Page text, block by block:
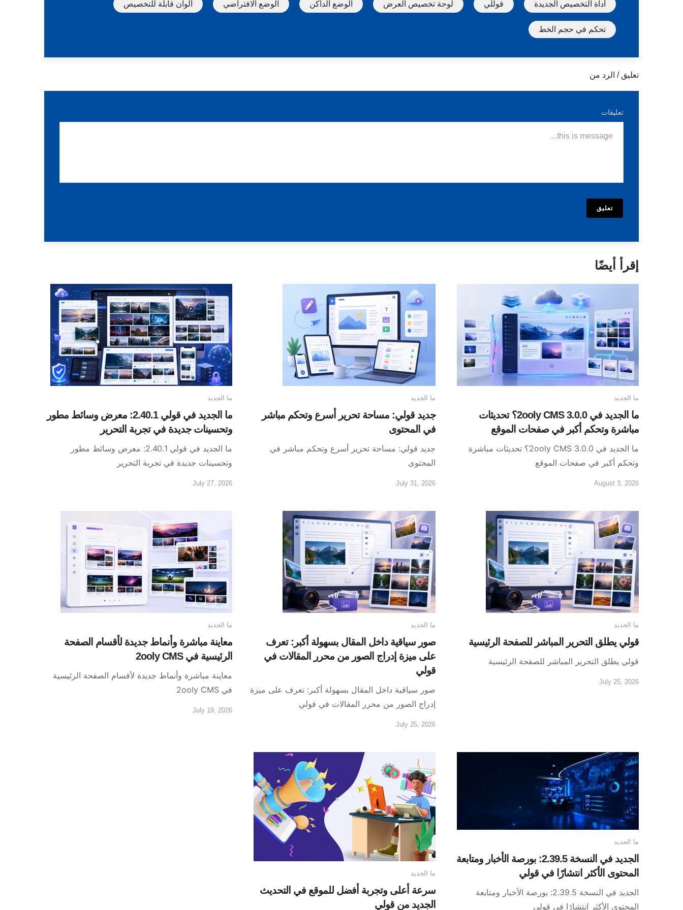
أداة التخصيص الجديدة قوللي لوحة تخصيص العرض الوضع الداكن الوضع الافتراضي ألوان قابلة للتخصيص
تحكم في حجم الخط
تعليق / الرد من
تعليقات
تعليق
إقرأ أيضًا
ما الجديد
ما الجديد في 2ooly CMS 3.0.0؟ تحديثات
مباشرة وتحكم أكبر في صفحات الموقع
ما الجديد في 2ooly CMS 3.0.0؟ تحديثات مباشرة
وتحكم أكبر في صفحات الموقع
August 3, 2026
ما الجديد
جديد قولي: مساحة تحرير أسرع وتحكم مباشر
في المحتوى
جديد قولي: مساحة تحرير أسرع وتحكم مباشر في
المحتوى
July 31, 2026
ما الجديد
ما الجديد في قولي 2.40.1: معرض وسائط مطور
وتحسينات جديدة في تجربة التحرير
ما الجديد في قولي 2.40.1: معرض وسائط مطور
وتحسينات جديدة في تجربة التحرير
July 27, 2026
ما الجديد
قولي يطلق التحرير المباشر للصفحة الرئيسية
قولي يطلق التحرير المباشر للصفحة الرئيسية
July 25, 2026
ما الجديد
صور سياقية داخل المقال بسهولة أكبر: تعرف
على ميزة إدراج الصور من محرر المقالات في
قولي
صور سياقية داخل المقال بسهولة أكبر: تعرف على ميزة
إدراج الصور من محرر المقالات في قولي
July 25, 2026
ما الجديد
معاينة مباشرة وأنماط جديدة لأقسام الصفحة
الرئيسية في 2ooly CMS
معاينة مباشرة وأنماط جديدة لأقسام الصفحة الرئيسية
في 2ooly CMS
July 19, 2026
ما الجديد
الجديد في النسخة 2.39.5: بورصة الأخبار ومتابعة
المحتوى الأكثر انتشارًا في قولي
الجديد في النسخة 2.39.5: بورصة الأخبار ومتابعة
المحتوى الأكثر انتشارًا في قولي
ما الجديد
سرعة أعلى وتجربة أفضل للموقع في التحديث
الجديد من قولي